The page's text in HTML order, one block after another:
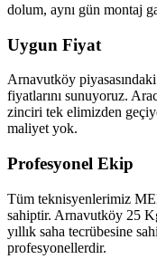
dolum, aynı gün montaj
Uygun Fiyat
Arnavutköy
fiyatlarını sunuyoruz.
zinciri tek elimizden
maliyet yok.
Profesyonel Ekip
Tüm teknisyenlerimiz
sahiptir. Arnavutköy 25
yıllık saha tecrübesine
profesyonellerdir.